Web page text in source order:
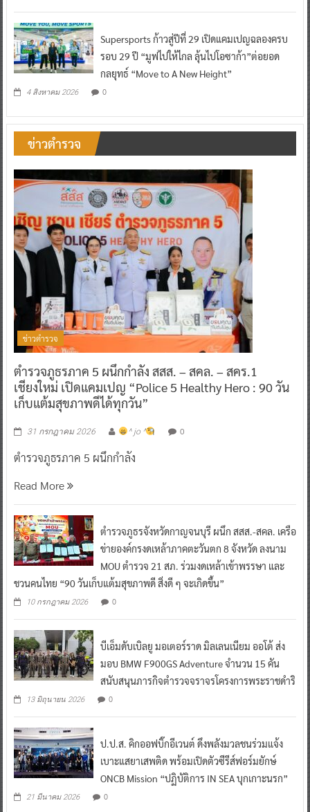
Supersports ก้าวสู่ปีที่ 29 เปิดแคมเปญฉลองครบ
รอบ 29 ปี “มูฟไปให้ไกล ลุ้นไปโอซาก้า”ต่อยอด
กลยุทธ์ “Move to A New Height”
4 สิงหาคม 2026 0
ข่าวตำรวจ
ข่าวตำรวจ
ตำรวจภูธรภาค 5 ผนึกกำลัง สสส. – สคล. – สคร.1
เชียงใหม่ เปิดแคมเปญ “Police 5 Healthy Hero : 90 วัน
เก็บแต้มสุขภาพดีได้ทุกวัน”
31 กรกฎาคม 2026 ^ jo ^ 0
ตำรวจภูธรภาค 5 ผนึกกำลัง
Read More
ตำรวจภูธรจังหวัดกาญจนบุรี ผนึก สสส.-สคล. เครือ
ข่ายองค์กรงดเหล้าภาคตะวันตก 8 จังหวัด ลงนาม
MOU ตำรวจ 21 สภ. ร่วมงดเหล้าเข้าพรรษา และ
ชวนคนไทย “90 วันเก็บแต้มสุขภาพดี สิ่งดี ๆ จะเกิดขึ้น”
10 กรกฎาคม 2026 0
บีเอ็มดับเบิลยู มอเตอร์ราด มิลเลนเนียม ออโต้ ส่ง
มอบ BMW F900GS Adventure จำนวน 15 คัน
สนับสนุนภารกิจตำรวจจราจรโครงการพระราชดำริ
13 มิถุนายน 2026 0
ป.ป.ส. คิกออฟบิ๊กอีเวนต์ ดึงพลังมวลชนร่วมแจ้ง
เบาะแสยาเสพติด พร้อมเปิดตัวซีรีส์ฟอร์มยักษ์
ONCB Mission “ปฏิบัติการ IN SEA บุกเกาะนรก”
21 มีนาคม 2026 0